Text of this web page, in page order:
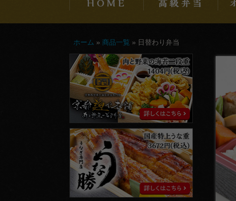
ホーム » 商品一覧 » 日替わり弁当
京
都
麹
や
舗
う
な
勝